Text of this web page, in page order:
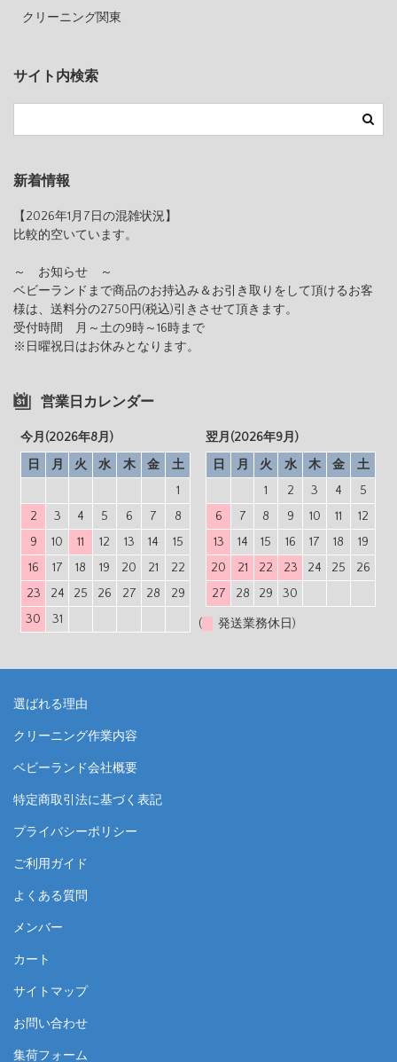
クリーニング関東
サイト内検索
新着情報
【2026年1月7日の混雑状況】
比較的空いています。
～ お知らせ ～
ベビーランドまで商品のお持込み＆お引き取りをして頂けるお客
様は、送料分の2750円(税込)引きさせて頂きます。
受付時間 月～土の9時～16時まで
※日曜祝日はお休みとなります。
営業日カレンダー
今月(2026年8月)
日
月 火 水 木 金
土
1
2
3 4 5 6 7
8
9
10 11 12 13 14
15
16
17 18 19 20 21
22
23
24 25 26 27 28
29
30
31
翌月(2026年9月)
日
月 火 水 木 金
土
1
2 3 4
5
6
7 8 9 10 11
12
13
14 15 16 17 18
19
20
21 22 23 24 25
26
27
28 29 30
( 発送業務休日)
選ばれる理由
クリーニング作業内容
ベビーランド会社概要
特定商取引法に基づく表記
プライバシーポリシー
ご利用ガイド
よくある質問
メンバー
カート
サイトマップ
お問い合わせ
集荷フォーム